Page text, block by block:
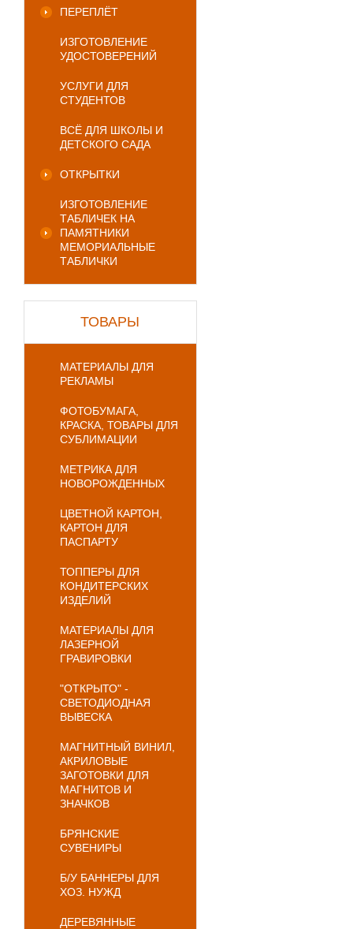
ПЕРЕПЛЁТ
ИЗГОТОВЛЕНИЕ
УДОСТОВЕРЕНИЙ
УСЛУГИ ДЛЯ
СТУДЕНТОВ
ВСЁ ДЛЯ ШКОЛЫ И
ДЕТСКОГО САДА
ОТКРЫТКИ
ИЗГОТОВЛЕНИЕ
ТАБЛИЧЕК НА
ПАМЯТНИКИ
МЕМОРИАЛЬНЫЕ
ТАБЛИЧКИ
ТОВАРЫ
МАТЕРИАЛЫ ДЛЯ
РЕКЛАМЫ
ФОТОБУМАГА,
КРАСКА, ТОВАРЫ ДЛЯ
СУБЛИМАЦИИ
МЕТРИКА ДЛЯ
НОВОРОЖДЕННЫХ
ЦВЕТНОЙ КАРТОН,
КАРТОН ДЛЯ
ПАСПАРТУ
ТОППЕРЫ ДЛЯ
КОНДИТЕРСКИХ
ИЗДЕЛИЙ
МАТЕРИАЛЫ ДЛЯ
ЛАЗЕРНОЙ
ГРАВИРОВКИ
"ОТКРЫТО" -
СВЕТОДИОДНАЯ
ВЫВЕСКА
МАГНИТНЫЙ ВИНИЛ,
АКРИЛОВЫЕ
ЗАГОТОВКИ ДЛЯ
МАГНИТОВ И
ЗНАЧКОВ
БРЯНСКИЕ
СУВЕНИРЫ
Б/У БАННЕРЫ ДЛЯ
ХОЗ. НУЖД
ДЕРЕВЯННЫЕ